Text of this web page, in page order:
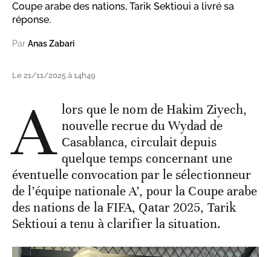
Coupe arabe des nations, Tarik Sektioui a livré sa
réponse.
Par Anas Zabari
Le 21/11/2025 à 14h49
A lors que le nom de Hakim Ziyech,
nouvelle recrue du Wydad de
Casablanca, circulait depuis
quelque temps concernant une
éventuelle convocation par le sélectionneur
de l’équipe nationale A’, pour la Coupe arabe
des nations de la FIFA, Qatar 2025, Tarik
Sektioui a tenu à clarifier la situation.